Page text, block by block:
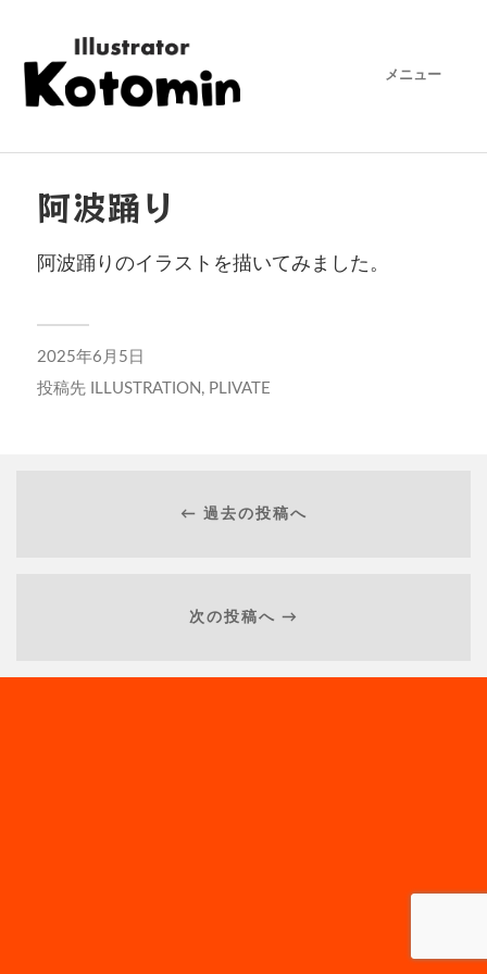
メニュー
阿波踊り
阿波踊りのイラストを描いてみました。
2025年6月5日
投稿先
ILLUSTRATION , PLIVATE
← 過去の投稿へ
次の投稿へ →